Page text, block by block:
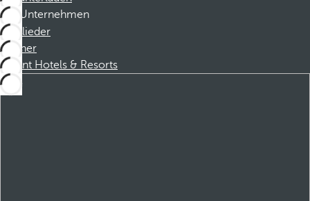
Unternehmen
Mitglieder
Partner
Dorint Hotels & Resorts